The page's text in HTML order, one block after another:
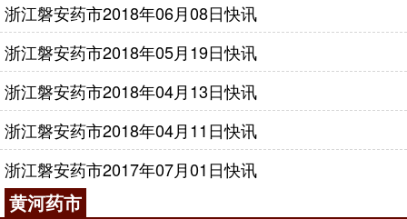
浙江磐安药市2018年06月08日快讯
浙江磐安药市2018年05月19日快讯
浙江磐安药市2018年04月13日快讯
浙江磐安药市2018年04月11日快讯
浙江磐安药市2017年07月01日快讯
黄河药市